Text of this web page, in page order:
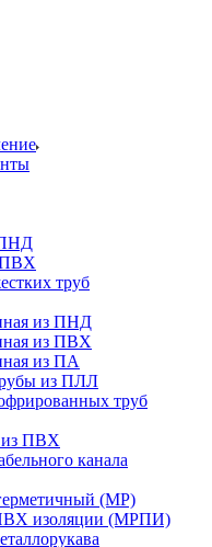
ПНД
ПВХ
труб
из ПНД
из ПВХ
из ПА
из ПЛЛ
труб
из ПВХ
канала
(МР)
изоляции (МРПИ)